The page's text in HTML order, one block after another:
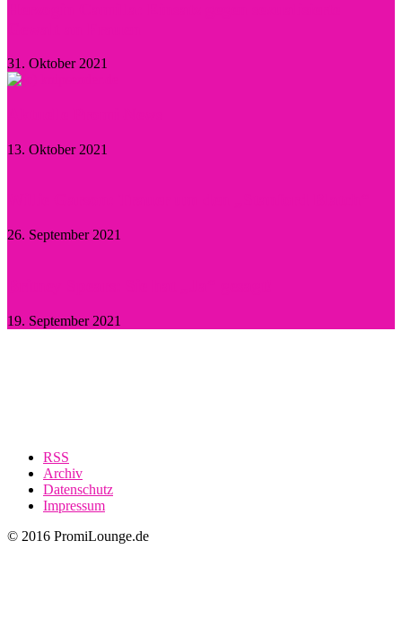
31. Oktober 2021
13. Oktober 2021
26. September 2021
19. September 2021
RSS
Archiv
Datenschutz
Impressum
© 2016 PromiLounge.de